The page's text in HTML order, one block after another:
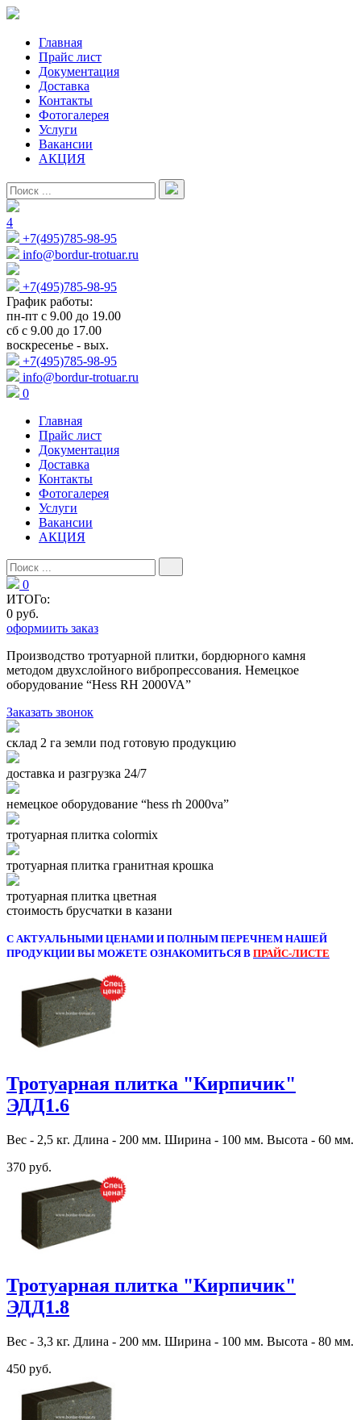
Главная
Прайс лист
Документация
Доставка
Контакты
Фотогалерея
Услуги
Вакансии
АКЦИЯ
4
+7(495)785-98-95
info@bordur-trotuar.ru
+7(495)785-98-95
График работы:
пн-пт с 9.00 до 19.00
сб с 9.00 до 17.00
воскресенье - вых.
+7(495)785-98-95
info@bordur-trotuar.ru
0
Главная
Прайс лист
Документация
Доставка
Контакты
Фотогалерея
Услуги
Вакансии
АКЦИЯ
0
ИТОГо:
0 руб.
оформиить заказ
Производство тротуарной плитки, бордюрного камня
методом двухслойного вибропресcования. Немецкое
оборудование “Hess RH 2000VA”
Заказать звонок
склад 2 га земли под готовую продукцию
доставка и разгрузка 24/7
немецкое оборудование “hess rh 2000va”
тротуарная плитка colormix
тротуарная плитка гранитная крошка
тротуарная плитка цветная
стоимость брусчатки в казани
С АКТУАЛЬНЫМИ ЦЕНАМИ И ПОЛНЫМ ПЕРЕЧНЕМ НАШЕЙ
ПРОДУКЦИИ ВЫ МОЖЕТЕ ОЗНАКОМИТЬСЯ В ПРАЙС-ЛИСТЕ
Тротуарная плитка "Кирпичик"
ЭДД1.6
Вес - 2,5 кг. Длина - 200 мм. Ширина - 100 мм. Высота - 60 мм.
370 руб.
Тротуарная плитка "Кирпичик"
ЭДД1.8
Вес - 3,3 кг. Длина - 200 мм. Ширина - 100 мм. Высота - 80 мм.
450 руб.